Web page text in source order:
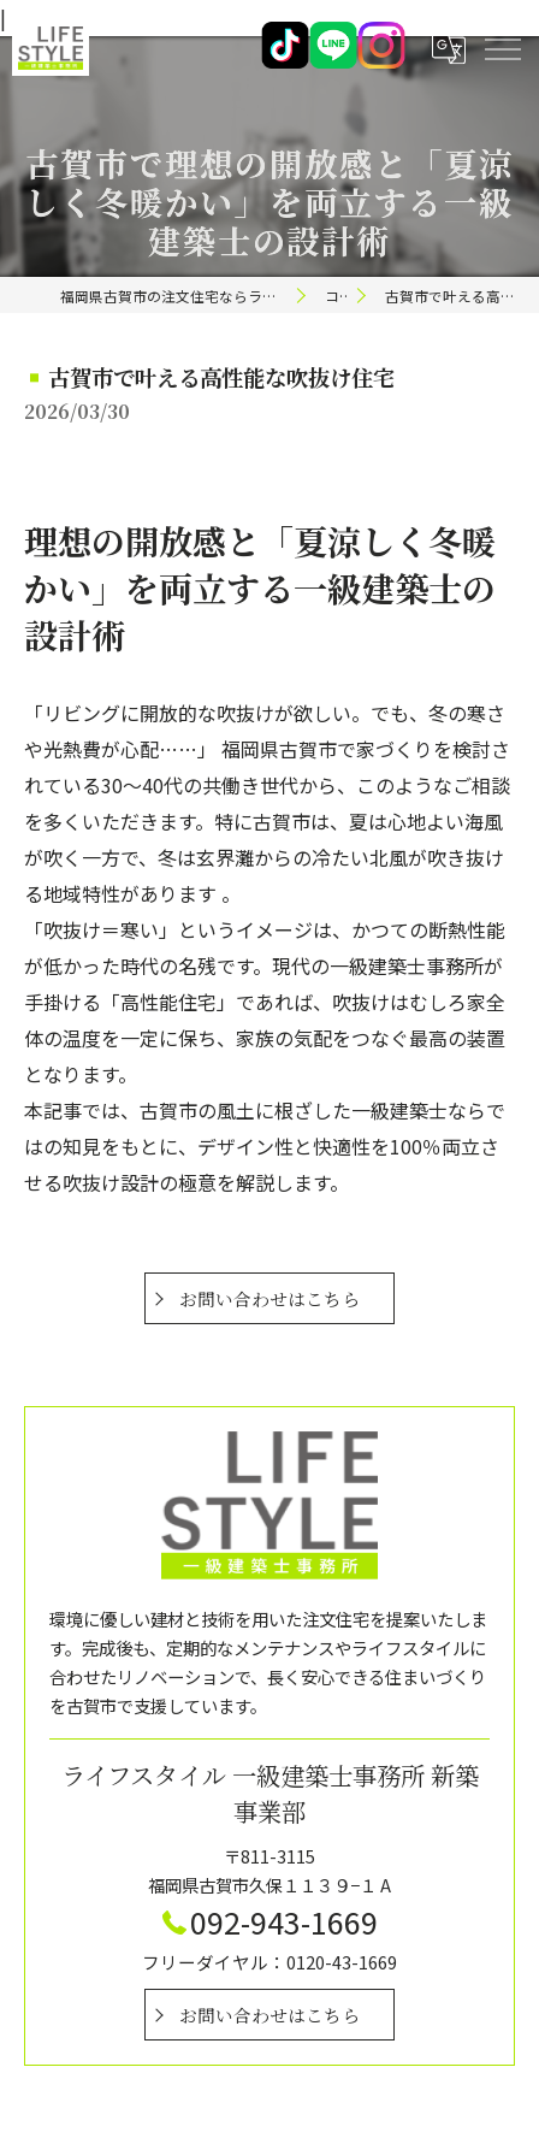
|
古賀市で理想の開放感と「夏涼
しく冬暖かい」を両立する一級
建築士の設計術
福岡県古賀市の注文住宅ならライフスタイル 一級建築士事務所 コラム 古賀市で叶える高性能な吹抜け住宅
古賀市で叶える高性能な吹抜け住宅
2026/03/30
理想の開放感と「夏涼しく冬暖
かい」を両立する一級建築士の
設計術
「リビングに開放的な吹抜けが欲しい。でも、冬の寒さ
や光熱費が心配……」 福岡県古賀市で家づくりを検討さ
れている30〜40代の共働き世代から、このようなご相談
を多くいただきます。特に古賀市は、夏は心地よい海風
が吹く一方で、冬は玄界灘からの冷たい北風が吹き抜け
る地域特性があります 。
「吹抜け＝寒い」というイメージは、かつての断熱性能
が低かった時代の名残です。現代の一級建築士事務所が
手掛ける「高性能住宅」であれば、吹抜けはむしろ家全
体の温度を一定に保ち、家族の気配をつなぐ最高の装置
となります。
本記事では、古賀市の風土に根ざした一級建築士ならで
はの知見をもとに、デザイン性と快適性を100％両立さ
せる吹抜け設計の極意を解説します。
お問い合わせはこちら
環境に優しい建材と技術を用いた注文住宅を提案いたしま
す。完成後も、定期的なメンテナンスやライフスタイルに
合わせたリノベーションで、長く安心できる住まいづくり
を古賀市で支援しています。
ライフスタイル 一級建築士事務所 新築
事業部
〒811-3115
福岡県古賀市久保１１３９−１ A
092-943-1669
フリーダイヤル：0120-43-1669
お問い合わせはこちら